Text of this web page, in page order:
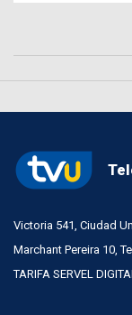
Victoria 541, Ciudad
Marchant Pereira 10,
TARIFA SERVEL